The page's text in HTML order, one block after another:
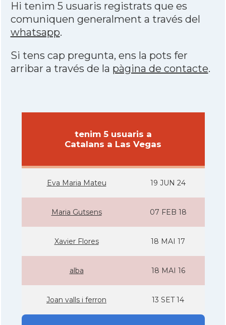
Hi tenim 5 usuaris registrats que es
comuniquen generalment a través del
whatsapp.
Si tens cap pregunta, ens la pots fer
arribar a través de la pàgina de contacte.
tenim 5 usuaris a
Catalans a Las Vegas
Eva Maria Mateu 19 JUN 24
Maria Gutsens 07 FEB 18
Xavier Flores 18 MAI 17
alba 18 MAI 16
Joan valls i ferron 13 SET 14